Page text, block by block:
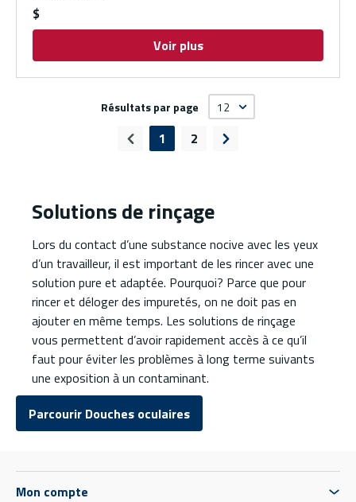
$
Voir plus
Résultats par page
Page précédente
1 2 Page suivante
Solutions de rinçage
Lors du contact d’une substance nocive avec les yeux
d’un travailleur, il est important de les rincer avec une
solution pure et adaptée. Pourquoi? Parce que pour
rincer et déloger des impuretés, on ne doit pas en
ajouter en même temps. Les solutions de rinçage
vous permettent d’avoir rapidement accès à ce qu’il
faut pour éviter les problèmes à long terme suivants
une exposition à un contaminant.
Parcourir Douches oculaires
Mon compte